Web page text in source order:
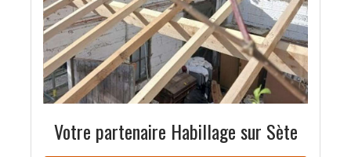
Votre partenaire Habillage sur Sète